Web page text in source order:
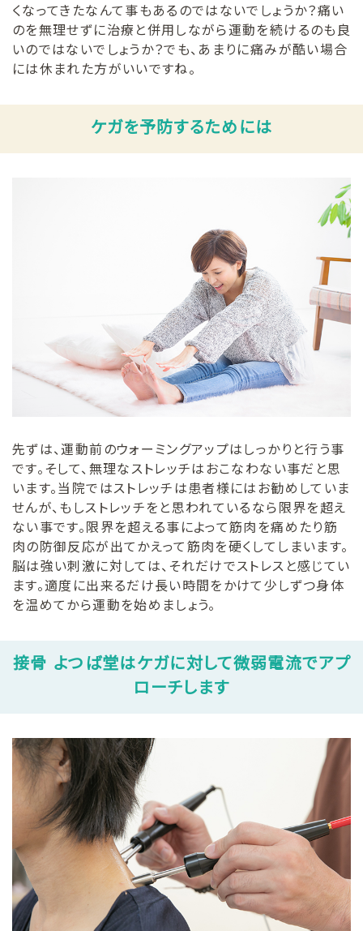
くなってきたなんて事もあるのではないでしょうか？痛い
のを無理せずに治療と併用しながら運動を続けるのも良
いのではないでしょうか？でも、あまりに痛みが酷い場合
には休まれた方がいいですね。
ケガを予防するためには
先ずは、運動前のウォーミングアップはしっかりと行う事
です。そして、無理なストレッチはおこなわない事だと思
います。当院ではストレッチは患者様にはお勧めしていま
せんが、もしストレッチをと思われているなら限界を超え
ない事です。限界を超える事によって筋肉を痛めたり筋
肉の防御反応が出てかえって筋肉を硬くしてしまいます。
脳は強い刺激に対しては、それだけでストレスと感じてい
ます。適度に出来るだけ長い時間をかけて少しずつ身体
を温めてから運動を始めましょう。
接骨 よつば堂はケガに対して微弱電流でアプ
ローチします